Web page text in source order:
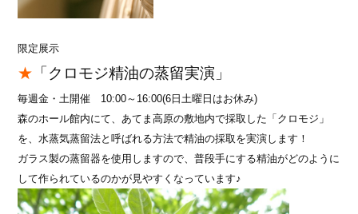
限定展示
★ 「クロモジ精油の蒸留実演」
毎週金・土開催 10:00～16:00(6日土曜日はお休み)
森のホール館内にて、あてま高原の敷地内で採取した「クロモジ」
を、水蒸気蒸留法と呼ばれる方法で精油の採取を実演します！
ガラス製の蒸留器を使用しますので、普段手にする精油がどのように
して作られているのかが見やすくなっています♪